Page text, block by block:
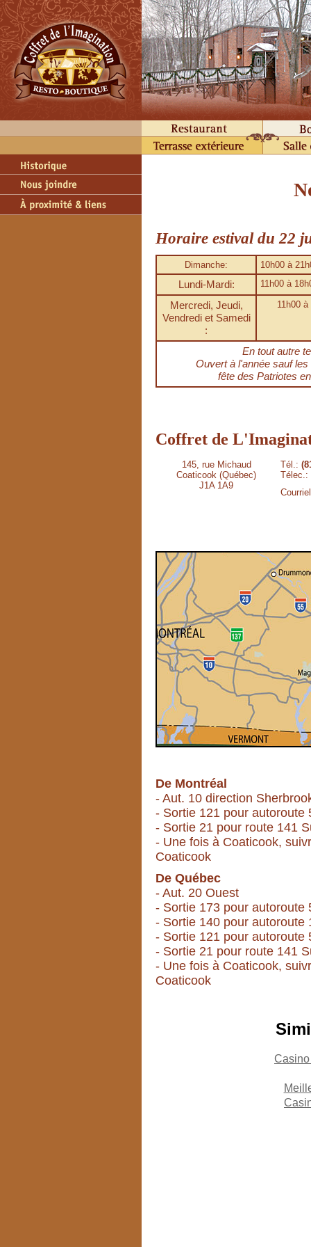
Horaire estival du 22
Dimanche: 10h00 à
Lundi-Mardi: 11h00 à
Mercredi, Jeudi,
Vendredi et Samedi
:
11h00 à
En tout autre
Ouvert à l'année sauf
fête des Patriotes
Coffret de
145, rue Michaud
Coaticook (Québec)
J1A 1A9
Tél.:
Télec.:
De Montréal
- Aut. 10 direction
- Sortie 121 pour autoroute
- Sortie 21 pour route 141
- Une fois à Coaticook,
Coaticook
De Québec
- Aut. 20 Ouest
- Sortie 173 pour autoroute
- Sortie 140 pour autoroute
- Sortie 121 pour autoroute
- Sortie 21 pour route 141
- Une fois à Coaticook,
Coaticook